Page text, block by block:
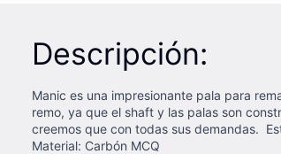
Descripción:
Manic es una impresionante pala para
remo, ya que el shaft y las palas son
creemos que con todas sus demandas.
Material: Carbón MCQ